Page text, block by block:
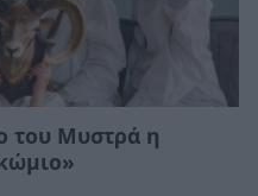
του Μυστρά η